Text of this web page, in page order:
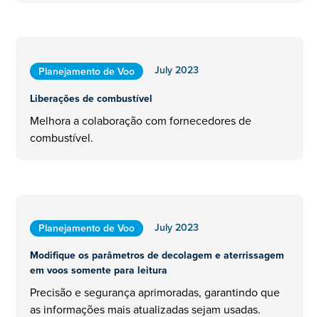
Planejamento de Voo
July 2023
Liberações de combustível
Melhora a colaboração com fornecedores de
combustível.
Planejamento de Voo
July 2023
Modifique os parâmetros de decolagem e aterrissagem
em voos somente para leitura
Precisão e segurança aprimoradas, garantindo que
as informações mais atualizadas sejam usadas.